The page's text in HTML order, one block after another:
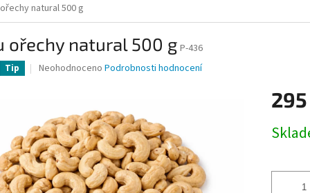
natural 500 g
ořechy natural 500 g P-436
Tip
Průměrné
0,0
z
5
hvězdiček.
Neohodnoceno Podrobnosti hodnocení
cena: